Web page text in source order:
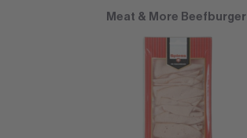
Meat & More Beefburger